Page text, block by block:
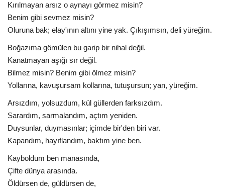
Kırılmayan arsız o aynayı görmez misin?
Benim gibi sevmez misin?
Oluruna bak; elay'ının altını yine yak. Çıkışımsın, deli yüreğim.
Boğazıma gömülen bu garip bir nihal değil.
Kanatmayan aşığı sır değil.
Bilmez misin? Benim gibi ölmez misin?
Yollarına, kavuşursam kollarına, tutuşursun; yan, yüreğim.
Arsızdım, yolsuzdum, kül güllerden farksızdım.
Sarardım, sarmalandım, açtım yeniden.
Duysunlar, duymasınlar; içimde bir'den biri var.
Kapandım, hayıflandım, baktım yine ben.
Kayboldum ben manasında,
Çifte dünya arasında.
Öldürsen de, güldürsen de,